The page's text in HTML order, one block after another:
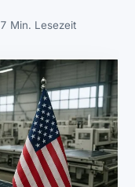
7 Min. Lesezeit